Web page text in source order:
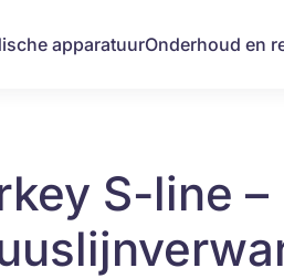
apparatuurOnderhoud en
S-line –